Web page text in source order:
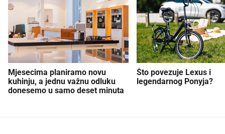
Mjesecima planiramo novu
kuhinju, a jednu važnu odluku
donesemo u samo deset minuta
Što povezuje Lexus i
legendarnog Ponyja?